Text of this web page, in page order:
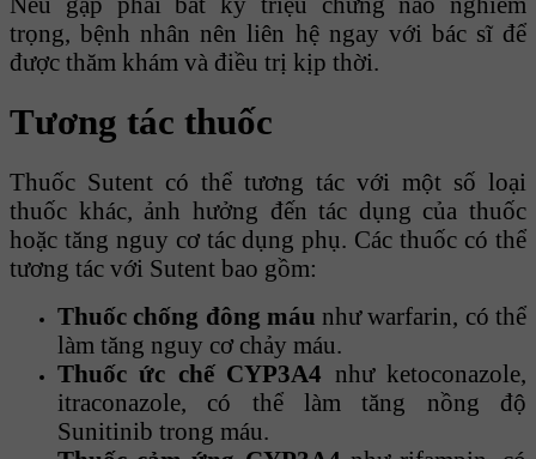
trọng, bệnh nhân nên liên hệ ngay với bác sĩ để
được thăm khám và điều trị kịp thời.
Tương tác thuốc
Thuốc Sutent có thể tương tác với một số loại
thuốc khác, ảnh hưởng đến tác dụng của thuốc
hoặc tăng nguy cơ tác dụng phụ. Các thuốc có thể
tương tác với Sutent bao gồm:
Thuốc chống đông máu như warfarin, có thể
làm tăng nguy cơ chảy máu.
Thuốc ức chế CYP3A4 như ketoconazole,
itraconazole, có thể làm tăng nồng độ
Sunitinib trong máu.